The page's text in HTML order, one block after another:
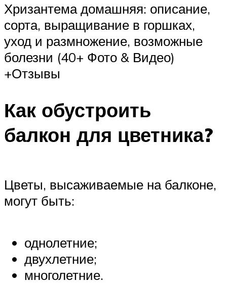
Хризантема домашняя: описание,
сорта, выращивание в горшках,
уход и размножение, возможные
болезни (40+ Фото & Видео)
+Отзывы
Как обустроить
балкон для цветника?
Цветы, высаживаемые на балконе,
могут быть:
однолетние;
двухлетние;
многолетние.